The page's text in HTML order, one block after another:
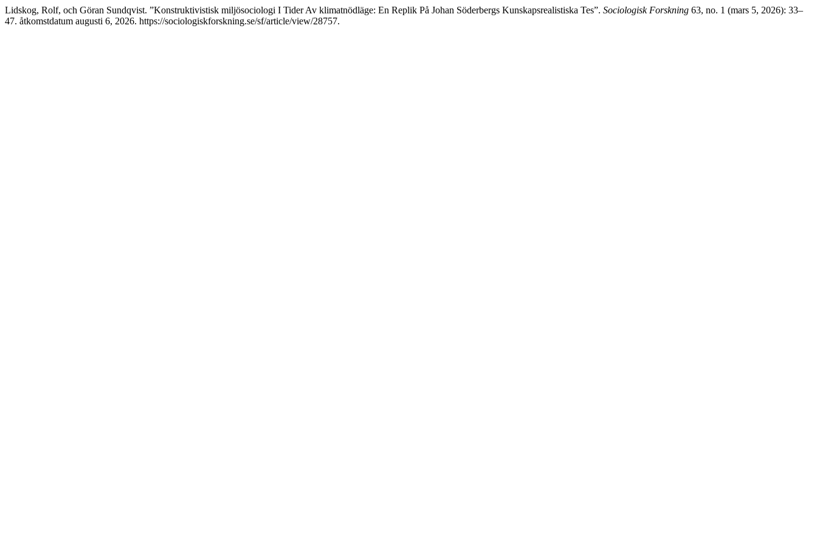
Lidskog, Rolf, och Göran Sundqvist. ”Konstruktivistisk miljösociologi I Tider Av klimatnödläge: En Replik På Johan Söderbergs Kunskapsrealistiska Tes”. Sociologisk Forskning 63, no. 1 (mars 5, 2026): 33–
47. åtkomstdatum augusti 6, 2026. https://sociologiskforskning.se/sf/article/view/28757.